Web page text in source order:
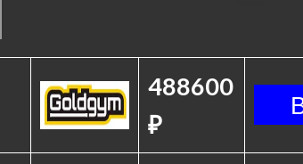
488600
₽